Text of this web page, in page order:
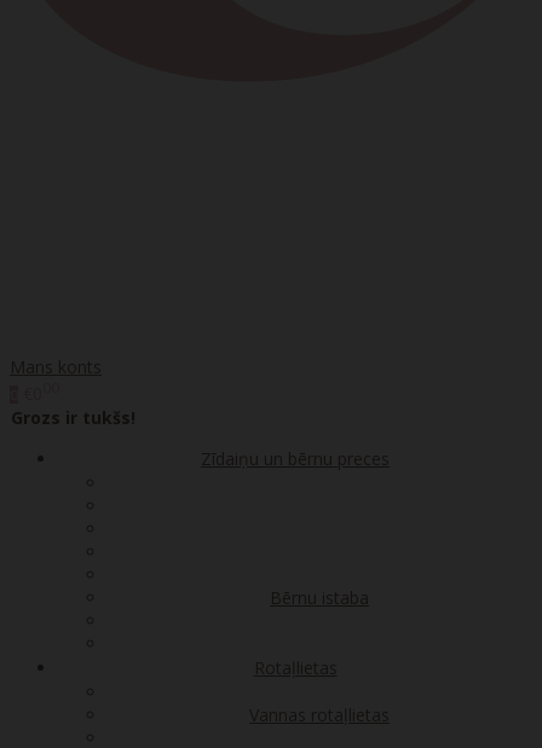
Mans konts
Grozs ir tukšs!
Zīdaiņu un bērnu preces
Bērnu istaba
Rotaļlietas
Vannas rotaļlietas